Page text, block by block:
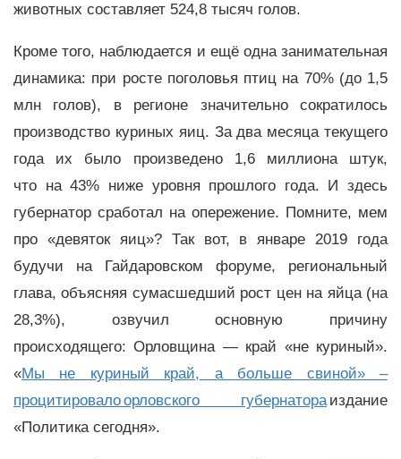
животных составляет 524,8 тысяч голов.
Кроме того, наблюдается и ещё одна занимательная
динамика: при росте поголовья птиц на 70% (до 1,5
млн голов), в регионе значительно сократилось
производство куриных яиц. За два месяца текущего
года их было произведено 1,6 миллиона штук,
что на 43% ниже уровня прошлого года. И здесь
губернатор сработал на опережение. Помните, мем
про «девяток яиц»? Так вот, в январе 2019 года
будучи на Гайдаровском форуме, региональный
глава, объясняя сумасшедший рост цен на яйца (на
28,3%), озвучил основную причину
происходящего: Орловщина — край «не куриный».
«Мы не куриный край, а больше свиной» –
процитировало орловского губернатораиздание
«Политика сегодня».